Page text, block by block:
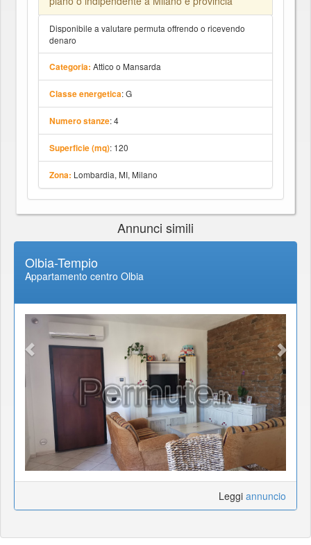
Disponibile a valutare permuta offrendo o ricevendo
denaro
Categoria: Attico o Mansarda
Classe energetica: G
Numero stanze: 4
Superficie (mq): 120
Zona: Lombardia, MI, Milano
Annunci simili
Olbia-Tempio
Appartamento centro Olbia
Leggi annuncio